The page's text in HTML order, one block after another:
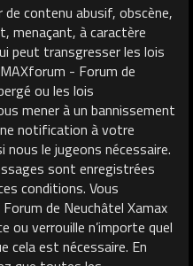
de contenu abusif, obscène,
menaçant, à caractère
peut transgresser les lois
- Forum de
ou les lois
mener à un bannissement
notification à votre
nous le jugeons nécessaire.
sont enregistrées
conditions. Vous
de Neuchâtel Xamax
ou verrouille n’importe quel
cela est nécessaire. En